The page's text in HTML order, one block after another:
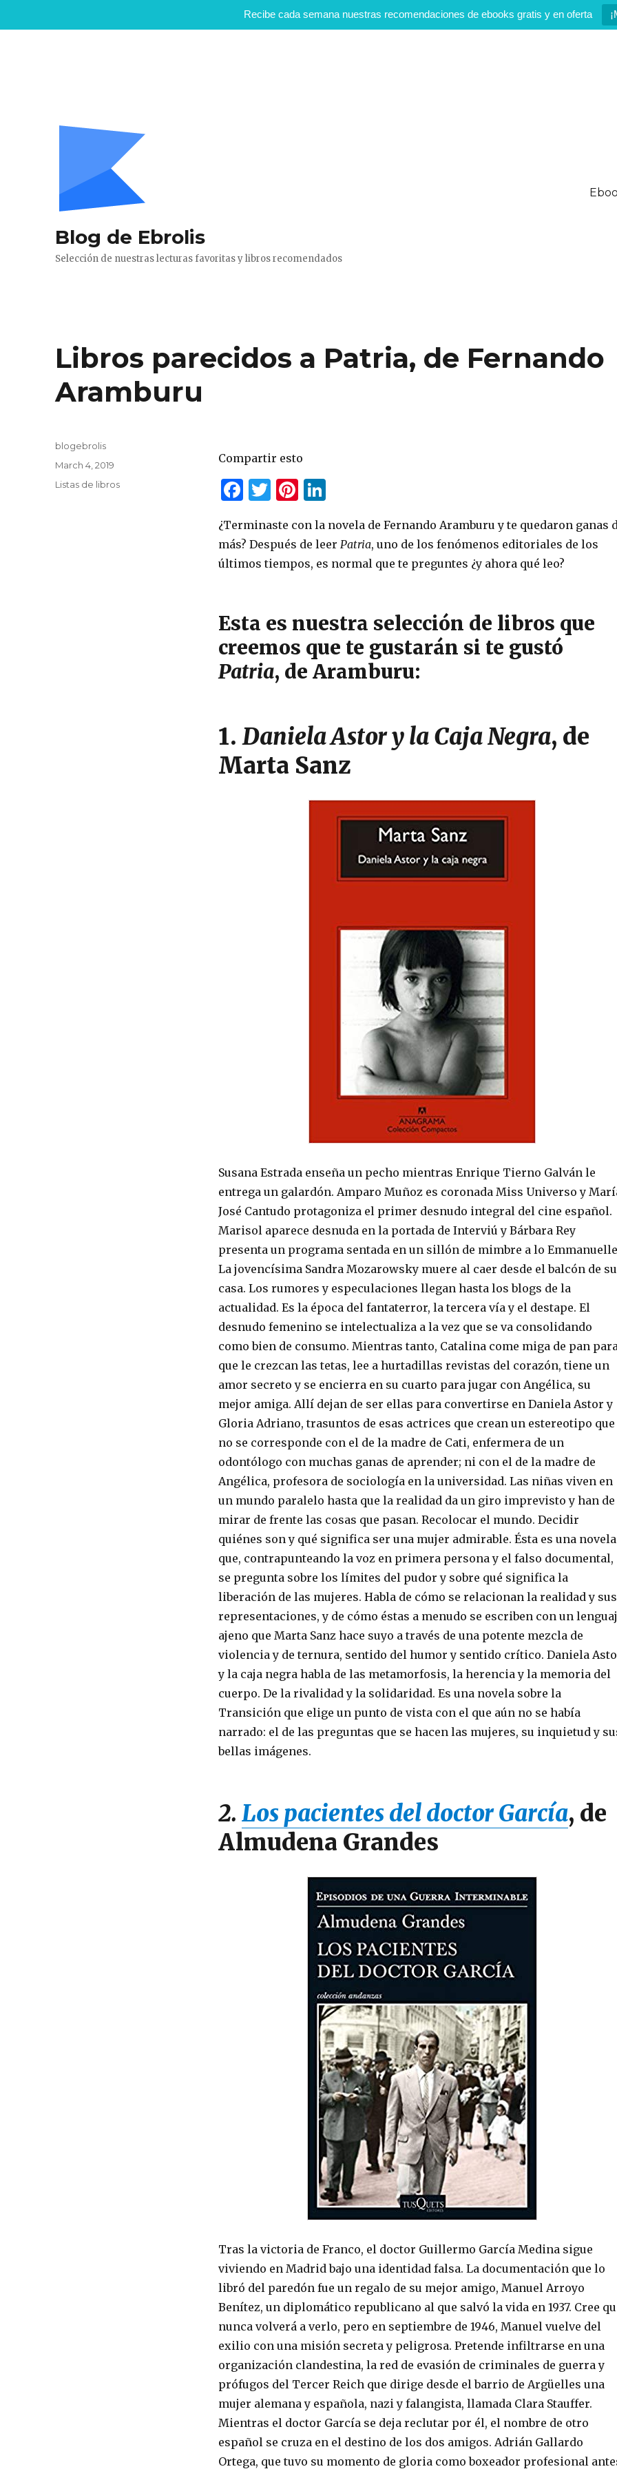
Recibe cada semana nuestras recomendaciones de ebooks gratis y en oferta
Blog de Ebrolis
Selección de nuestras lecturas favoritas y libros recomendados
Libros parecidos a Patria, de Fernando
Aramburu
Compartir esto
F
c
e
o
k
T
it
te
Pi
te
re
st
Li
k
e
¿Terminaste con la novela de Fernando Aramburu y te quedaron ganas
más? Después de leer Patria, uno de los fenómenos editoriales de los
últimos tiempos, es normal que te preguntes ¿y ahora qué leo?
Esta es nuestra selección de libros que
creemos que te gustarán si te gustó
Patria, de Aramburu:
1.Daniela Astor y la Caja Negra, de
Marta Sanz
Susana Estrada enseña un pecho mientras Enrique Tierno Galván le
entrega un galardón. Amparo Muñoz es coronada Miss Universo y
José Cantudo protagoniza el primer desnudo integral del cine español.
Marisol aparece desnuda en la portada de Interviú y Bárbara Rey
presenta un programa sentada en un sillón de mimbre a lo
La jovencísima Sandra Mozarowsky muere al caer desde el balcón de su
casa. Los rumores y especulaciones llegan hasta los blogs de la
actualidad. Es la época del fantaterror, la tercera vía y el destape. El
desnudo femenino se intelectualiza a la vez que se va consolidando
como bien de consumo. Mientras tanto, Catalina come miga de pan
que le crezcan las tetas, lee a hurtadillas revistas del corazón, tiene un
amor secreto y se encierra en su cuarto para jugar con Angélica, su
mejor amiga. Allí dejan de ser ellas para convertirse en Daniela Astor y
Gloria Adriano, trasuntos de esas actrices que crean un estereotipo que
no se corresponde con el de la madre de Cati, enfermera de un
odontólogo con muchas ganas de aprender; ni con el de la madre de
Angélica, profesora de sociología en la universidad. Las niñas viven en
un mundo paralelo hasta que la realidad da un giro imprevisto y han de
mirar de frente las cosas que pasan. Recolocar el mundo. Decidir
quiénes son y qué significa ser una mujer admirable. Ésta es una novela
que, contrapunteando la voz en primera persona y el falso documental,
se pregunta sobre los límites del pudor y sobre qué significa la
liberación de las mujeres. Habla de cómo se relacionan la realidad y sus
representaciones, y de cómo éstas a menudo se escriben con un
ajeno que Marta Sanz hace suyo a través de una potente mezcla de
violencia y de ternura, sentido del humor y sentido crítico. Daniela
y la caja negra habla de las metamorfosis, la herencia y la memoria del
cuerpo. De la rivalidad y la solidaridad. Es una novela sobre la
Transición que elige un punto de vista con el que aún no se había
narrado: el de las preguntas que se hacen las mujeres, su inquietud y
bellas imágenes.
2. Los pacientes del doctor García, de
Almudena Grandes
Tras la victoria de Franco, el doctor Guillermo García Medina sigue
viviendo en Madrid bajo una identidad falsa. La documentación que lo
libró del paredón fue un regalo de su mejor amigo, Manuel Arroyo
Benítez, un diplomático republicano al que salvó la vida en 1937. Cree
nunca volverá a verlo, pero en septiembre de 1946, Manuel vuelve del
exilio con una misión secreta y peligrosa. Pretende infiltrarse en una
organización clandestina, la red de evasión de criminales de guerra y
prófugos del Tercer Reich que dirige desde el barrio de Argüelles una
mujer alemana y española, nazi y falangista, llamada Clara Stauffer.
Mientras el doctor García se deja reclutar por él, el nombre de otro
español se cruza en el destino de los dos amigos. Adrián Gallardo
Ortega, que tuvo su momento de gloria como boxeador profesional
Author
blogebrolis
Posted
on
March 4, 2019
Categories
Listas de libros